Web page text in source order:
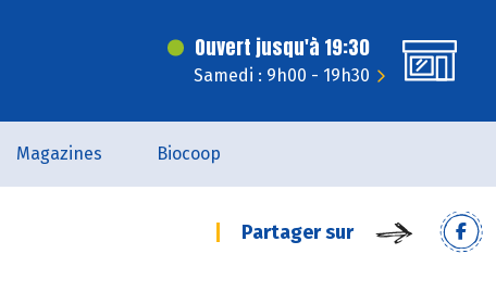
Ouvert jusqu'à 19:30
Samedi : 9h00 - 19h30
Magazines Biocoop
Partager sur